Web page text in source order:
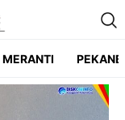
MERANTI